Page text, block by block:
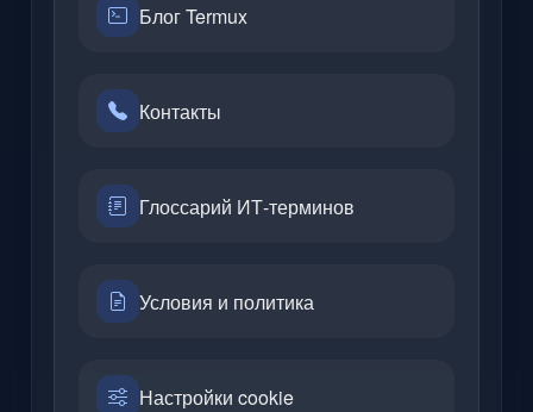
Блог Termux
Контакты
Глоссарий ИТ-терминов
Условия и политика
Настройки cookie